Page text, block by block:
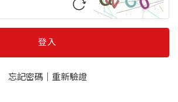
登入
忘記密碼｜ 重新驗證